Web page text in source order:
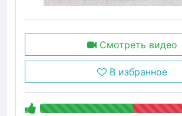
Смотреть видео
В избранное